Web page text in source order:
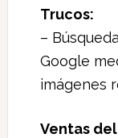
Trucos:
–
Google
imágenes
Ventas